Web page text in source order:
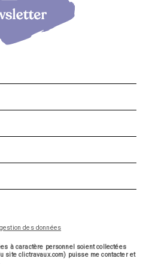
des données
à caractère personnel soient collectées
site clictravaux.com) puisse me contacter et